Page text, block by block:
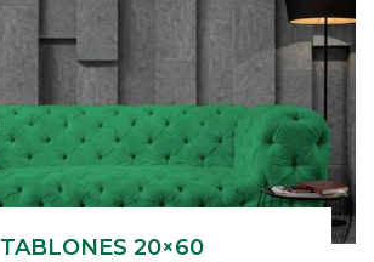
TABLONES 20×60